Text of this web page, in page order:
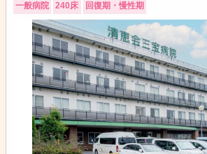
一般病院 240床 回復期・慢性期